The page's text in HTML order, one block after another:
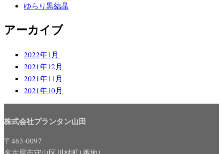
ゆらり黒結晶
アーカイブ
2022年1月
2021年12月
2021年11月
2021年10月
株式会社プランタン山田
〒463-0097